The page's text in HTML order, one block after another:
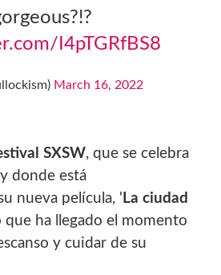
I4pTGRfBS8
March 16, 2022
SXSW, que se celebra
donde está
nueva película, ' La ciudad
que ha llegado el momento
y cuidar de su